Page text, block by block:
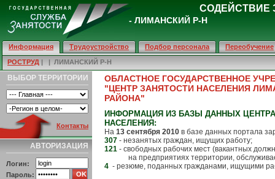
Информация Трудоустройство Подбор персонала Переобучение
РОСТРУД | | ЛИМАНСКИЙ Р-Н
СОДЕЙСТВИЕ
- ЛИМАНСКИЙ Р-Н
ВЫБОР ТЕРРИТОРИИ
Контакты
АВТОРИЗАЦИЯ
Логин:
Пароль:
ОБЛАСТНОЕ ГОСУДАРСТВЕННОЕ
"ЦЕНТР ЗАНЯТОСТИ НАСЕЛЕНИЯ
РАЙОНА"
ИНФОРМАЦИЯ ИЗ БАЗЫ ДАННЫХ
НАСЕЛЕНИЯ:
На 13 сентября 2010 в базе данных портала
307 - незанятых граждан, ищущих работу;
121 - свободных рабочих мест (вакантных
на предприятиях территории,
4 - резюме, поданных гражданами, ищущими